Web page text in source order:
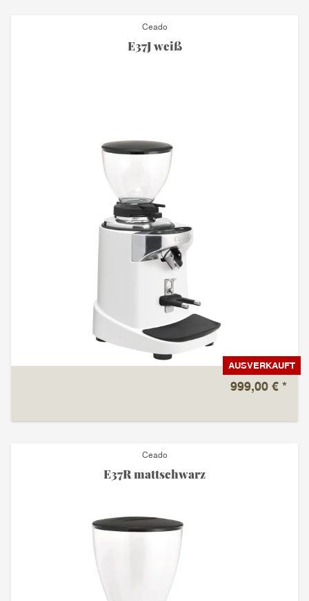
Ceado
E37J weiß
AUSVERKAUFT
999,00 € *
Ceado
E37R mattschwarz